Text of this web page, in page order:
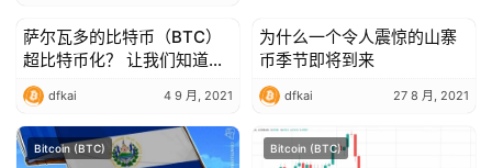
Bitcoin (BTC)
萨尔瓦多的比特币（BTC）
超比特币化？ 让我们知道如
何保持谦虚
dfkai 4 9 月, 2021
Bitcoin (BTC)
为什么一个令人震惊的山寨
币季节即将到来
dfkai 27 8 月, 2021
Bitcoin (BTC) Bitcoin (BTC)